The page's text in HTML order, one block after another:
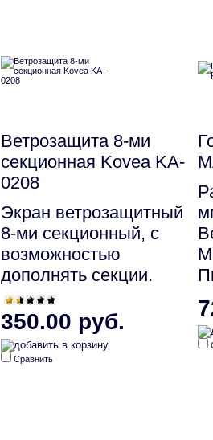
Ветрозащита 8-ми
секционная Kovea KA-
0208
Экран ветрозащитный
8-ми секционный, с
возможностью
дополнять секции.
350.00 руб.
Сравнить